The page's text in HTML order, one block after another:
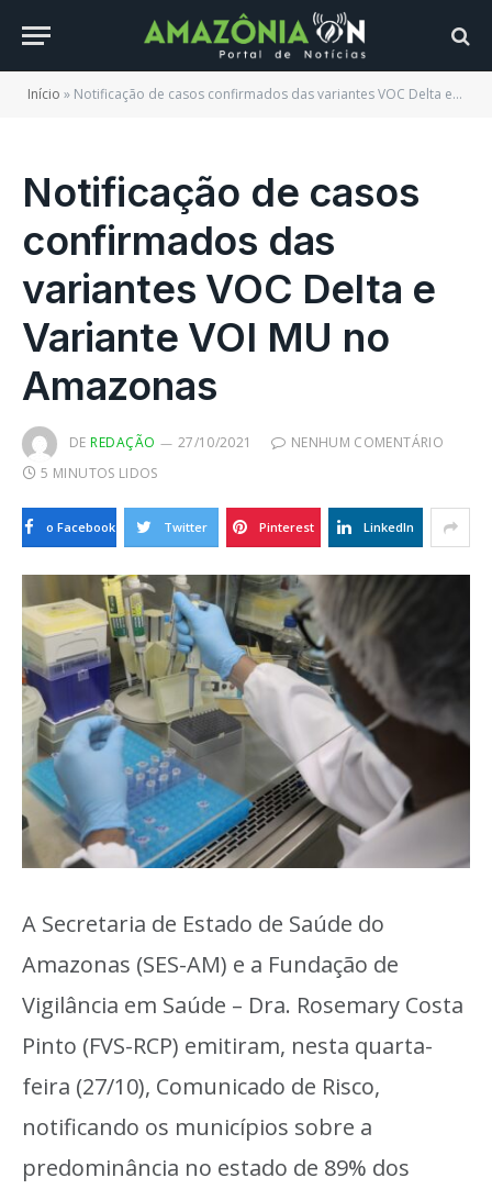
Início » Notificação de casos confirmados das variantes VOC Delta e Variante VOI MU no Amazonas
Notificação de casos
confirmados das
variantes VOC Delta e
Variante VOI MU no
Amazonas
DE REDAÇÃO 27/10/2021
NENHUM COMENTÁRIO
5 MINUTOS LIDOS
o Facebook Twitter Pinterest LinkedIn
A Secretaria de Estado de Saúde do
Amazonas (SES-AM) e a Fundação de
Vigilância em Saúde – Dra. Rosemary Costa
Pinto (FVS-RCP) emitiram, nesta quarta-
feira (27/10), Comunicado de Risco,
notificando os municípios sobre a
predominância no estado de 89% dos